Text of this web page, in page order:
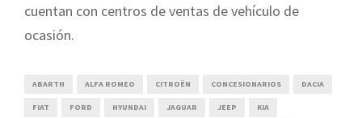
cuentan con centros de ventas de vehículo de
ocasión.
ABARTH ALFA ROMEO CITROËN CONCESIONARIOS DACIA
FIAT FORD HYUNDAI JAGUAR JEEP KIA